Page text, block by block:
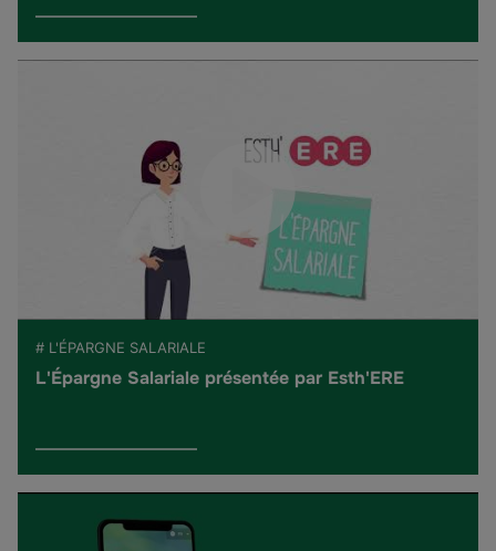
# L'ÉPARGNE SALARIALE
L'Épargne Salariale présentée par Esth'ERE